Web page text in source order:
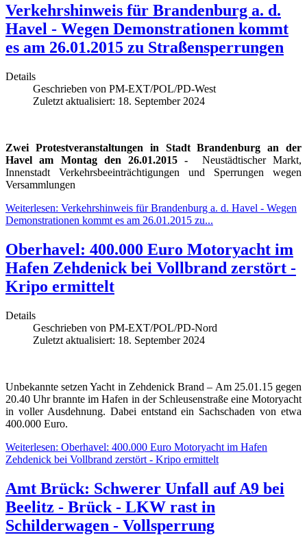
Verkehrshinweis für Brandenburg a. d.
Havel - Wegen Demonstrationen kommt
es am 26.01.2015 zu Straßensperrungen
Details
Geschrieben von PM-EXT/POL/PD-West
Zuletzt aktualisiert: 18. September 2024
Zwei Protestveranstaltungen in Stadt Brandenburg an der
Havel am Montag den 26.01.2015 - Neustädtischer Markt,
Innenstadt Verkehrsbeeinträchtigungen und Sperrungen wegen
Versammlungen
Weiterlesen: Verkehrshinweis für Brandenburg a. d. Havel - Wegen
Demonstrationen kommt es am 26.01.2015 zu...
Oberhavel: 400.000 Euro Motoryacht im
Hafen Zehdenick bei Vollbrand zerstört -
Kripo ermittelt
Details
Geschrieben von PM-EXT/POL/PD-Nord
Zuletzt aktualisiert: 18. September 2024
Unbekannte setzen Yacht in Zehdenick Brand – Am 25.01.15 gegen
20.40 Uhr brannte im Hafen in der Schleusenstraße eine Motoryacht
in voller Ausdehnung. Dabei entstand ein Sachschaden von etwa
400.000 Euro.
Weiterlesen: Oberhavel: 400.000 Euro Motoryacht im Hafen
Zehdenick bei Vollbrand zerstört - Kripo ermittelt
Amt Brück: Schwerer Unfall auf A9 bei
Beelitz - Brück - LKW rast in
Schilderwagen - Vollsperrung